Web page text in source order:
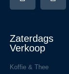
Zaterdags
Verkoop
Koffie & Thee